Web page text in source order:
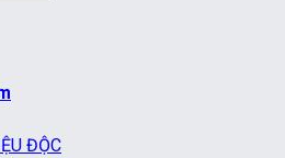
ĐỘC